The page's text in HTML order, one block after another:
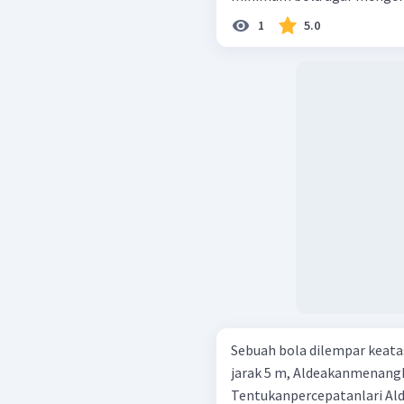
1 5.0
Sebuah bola dilempar
jarak 5 m,
Tentukanpercepatanlari